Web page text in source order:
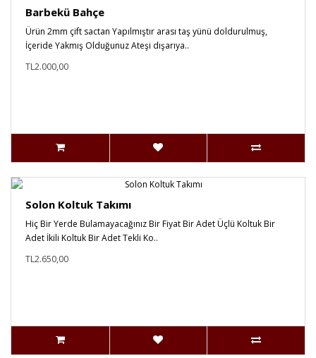
Barbekü Bahçe
Ürün 2mm çift sactan Yapılmıştır arası taş yünü doldurulmuş,
İçeride Yakmış Olduğunuz Ateşi dışarıya..
TL2.000,00
Solon Koltuk Takımı
Hiç Bir Yerde Bulamayacağınız Bir Fiyat Bir Adet Üçlü Koltuk Bir
Adet İkili Koltuk Bir Adet Tekli Ko..
TL2.650,00